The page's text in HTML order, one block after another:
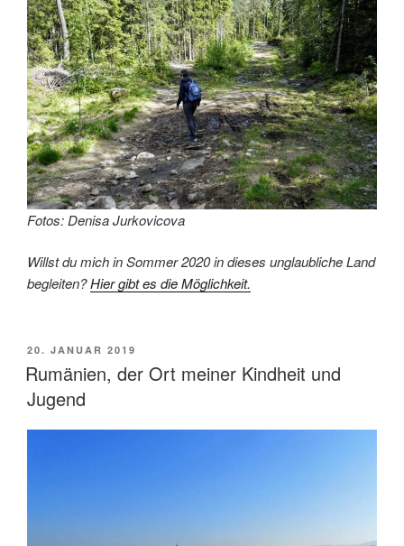
Fotos: Denisa Jurkovicova
Willst du mich in Sommer 2020 in dieses unglaubliche Land
begleiten?Hier gibt es die Möglichkeit.
VERÖFFENTLICHT
AM
20. JANUAR 2019
Rumänien, der Ort meiner Kindheit und
Jugend